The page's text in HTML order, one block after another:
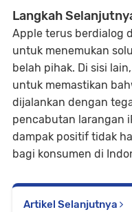
Langkah
Apple terus berdialog
untuk menemukan
belah pihak. Di sisi
untuk memastikan
dijalankan dengan
pencabutan larangan
dampak positif tidak
bagi konsumen di
Artikel Selanjutnya